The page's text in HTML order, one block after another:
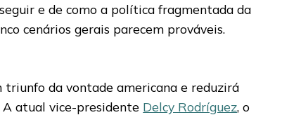
e de como a política fragmentada da
cenários gerais parecem prováveis.
da vontade americana e reduzirá
A atual vice-presidente Delcy Rodríguez, o